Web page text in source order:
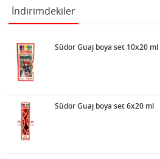
İndirimdekiler
Südor Guaj boya set 10x20 ml
Südor Guaj boya set 6x20 ml